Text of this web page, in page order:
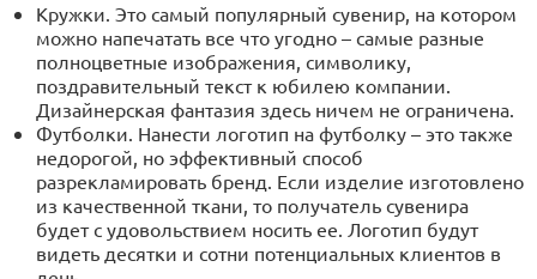
Кружки. Это самый популярный сувенир, на котором
можно напечатать все что угодно – самые разные
полноцветные изображения, символику,
поздравительный текст к юбилею компании.
Дизайнерская фантазия здесь ничем не ограничена.
Футболки. Нанести логотип на футболку – это также
недорогой, но эффективный способ
разрекламировать бренд. Если изделие изготовлено
из качественной ткани, то получатель сувенира
будет с удовольствием носить ее. Логотип будут
видеть десятки и сотни потенциальных клиентов в